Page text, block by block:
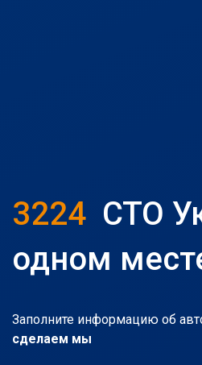
3224 СТО
одном
Заполните информацию об
сделаем мы